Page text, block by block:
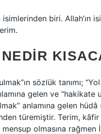
isimlerinden biri. Allah’ın
sözlük tanımı; “Yol
gelen ve “hakikate
anlamına gelen hüdâ
türemiştir. Terim, kâfir
olmasına rağmen